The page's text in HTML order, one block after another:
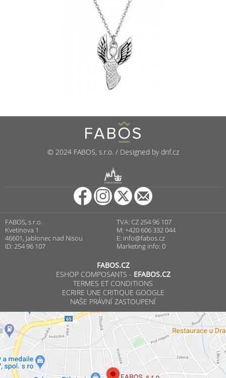
© 2024 FABOS, s.r.o. / Designed by dnf.cz
PUNCOVNÍ ÚŘAD
FABOS, s.r.o.
Kvetinova 1
46601, Jablonec nad Nisou
ID: 254 96 107
TVA: CZ 254 96 107
M: +420 606 332 044
E: info@fabos.cz
Marketing info: 0
FABOS.CZ
ESHOP COMPOSANTS - EFABOS.CZ
TERMES ET CONDITIONS
ECRIRE UNE CRITIQUE GOOGLE
NAŠE PRÁVNÍ ZASTOUPENÍ